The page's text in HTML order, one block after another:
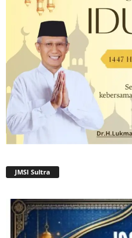
JMSI Sultra